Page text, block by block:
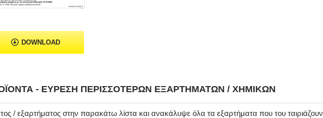
DOWNLOAD
- ΕΎΡΕΣΗ ΠΕΡΙΣΣΌΤΕΡΩΝ ΕΞΑΡΤΗΜΆΤΩΝ / ΧΗΜΙΚΏΝ
/ εξαρτήματος στην παρακάτω λίστα και ανακάλυψε όλα τα εξαρτήματα που του ταιριάζουν